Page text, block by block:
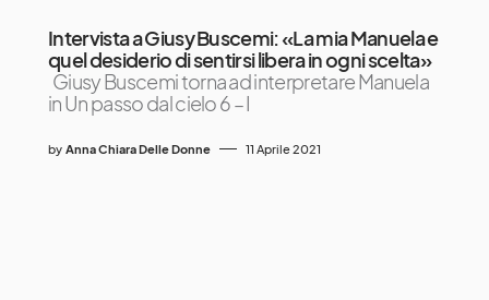
Intervista a Giusy Buscemi: «La mia Manuela e
quel desiderio di sentirsi libera in ogni scelta»
Giusy Buscemi torna ad interpretare Manuela
in Un passo dal cielo 6 – I
by Anna Chiara Delle Donne 11 Aprile 2021